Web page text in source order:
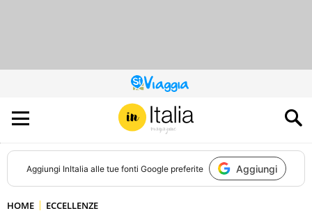
QUESTO
SITO
CONTRIBUISCE
ALL’AUDIENCE
DI
Aggiungi InItalia alle tue fonti Google preferite Aggiungi
HOME ECCELLENZE